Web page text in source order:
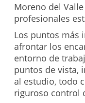
Moreno del
profesionales
Los puntos más
afrontar los
entorno de
puntos de vista,
al estudio, todo
riguroso control